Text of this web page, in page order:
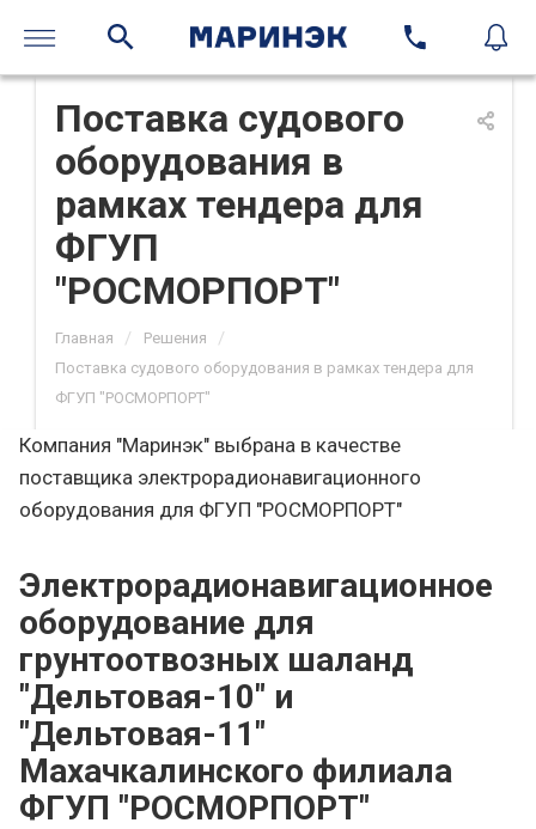
Поставка судового
оборудования в
рамках тендера для
ФГУП
"РОСМОРПОРТ"
Главная / Решения /
Поставка судового оборудования в рамках тендера для
ФГУП "РОСМОРПОРТ"
Компания "Маринэк" выбрана в качестве
поставщика электрорадионавигационного
оборудования для ФГУП "РОСМОРПОРТ"
Электрорадионавигационное
оборудование для
грунтоотвозных шаланд
"Дельтовая-10" и
"Дельтовая-11"
Махачкалинского филиала
ФГУП "РОСМОРПОРТ"